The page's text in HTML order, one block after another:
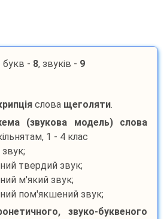
букв - 8, звуків - 9
слова щеголяти.
(звукова модель) слова
1 - 4 клас
твердий звук;
м'який звук;
пом'якшений звук;
звуко-буквеного